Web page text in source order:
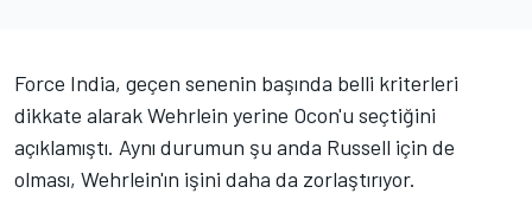
Force India, geçen senenin başında belli kriterleri
dikkate alarak Wehrlein yerine Ocon'u seçtiğini
açıklamıştı. Aynı durumun şu anda Russell için de
olması, Wehrlein'ın işini daha da zorlaştırıyor.